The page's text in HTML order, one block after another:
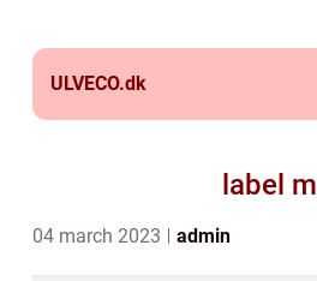
ULVECO.dk
label m
04 march 2023 admin